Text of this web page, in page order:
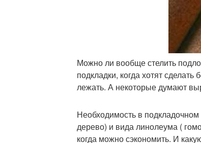
Можно ли вообще стелить
подкладки, когда хотят
лежать. А некоторые думают
Необходимость в подкладочном
дерево) и вида линолеума (
когда можно сэкономить. И